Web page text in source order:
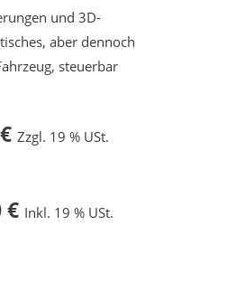
und 3D-
aber dennoch
steuerbar
Zzgl. 19 % USt.
€ Inkl. 19 % USt.